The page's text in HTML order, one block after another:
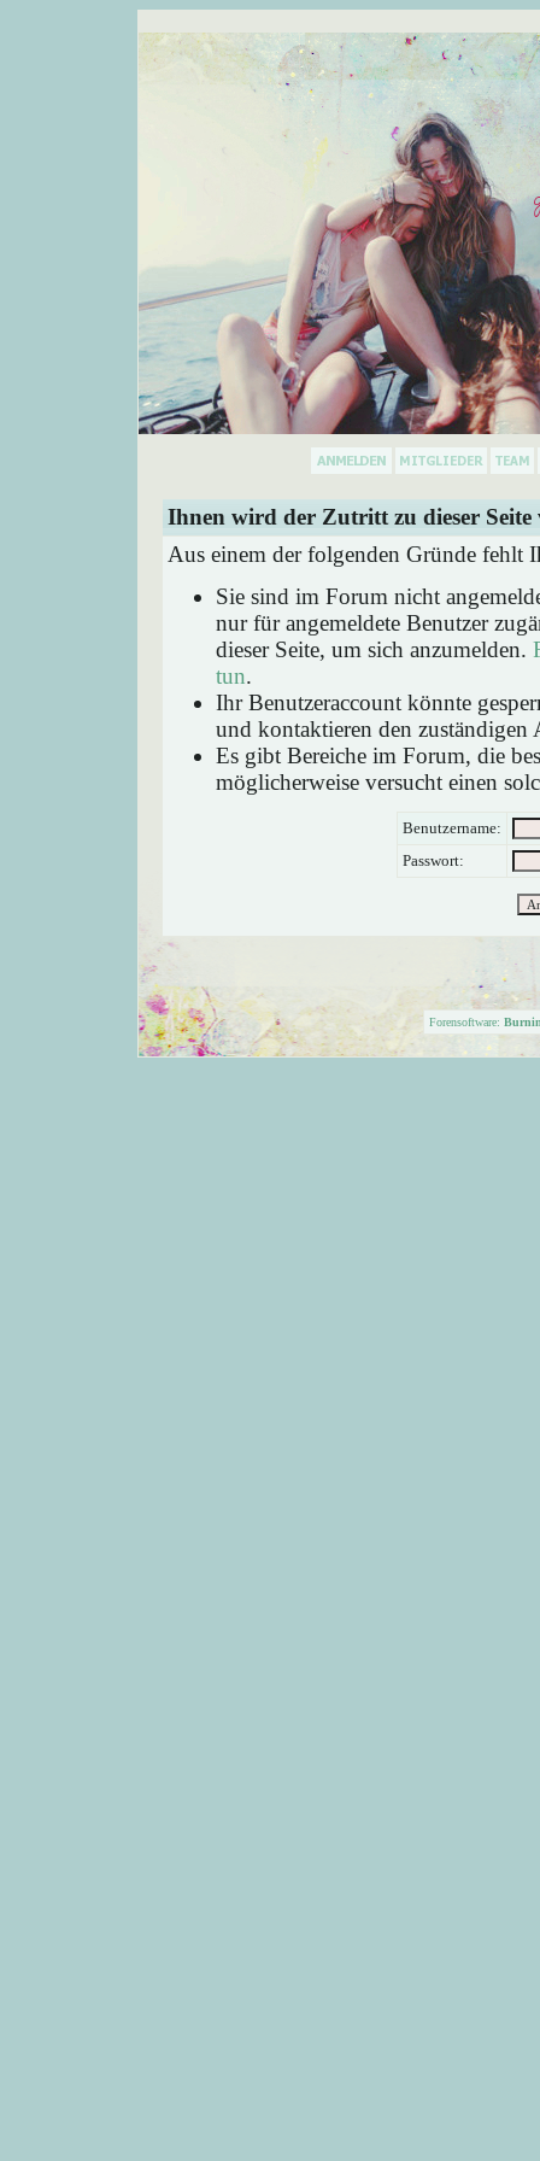
Ihnen wird der Zutritt zu dieser Seite
Aus einem der folgenden Gründe fehlt
Sie sind im Forum nicht
nur für angemeldete Benutzer
dieser Seite, um sich anzumelden.
tun.
Ihr Benutzeraccount könnte
und kontaktieren den zuständigen
Es gibt Bereiche im Forum, die
möglicherweise versucht einen
Benutzername:
Passwort:
Forensoftware: